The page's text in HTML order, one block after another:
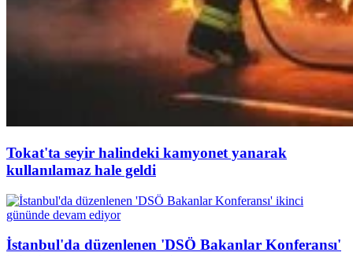
Tokat'ta seyir halindeki kamyonet yanarak
kullanılamaz hale geldi
İstanbul'da düzenlenen 'DSÖ Bakanlar Konferansı'